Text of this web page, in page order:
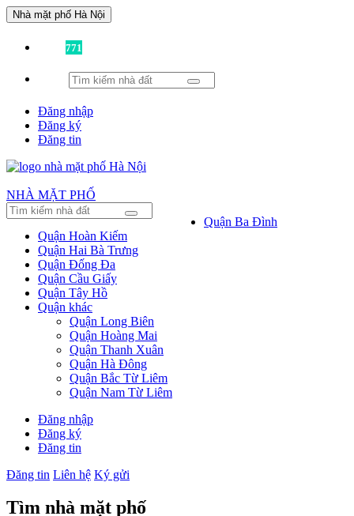
Nhà mặt phố Hà Nội
771
Đăng nhập
Đăng ký
Đăng tin
NHÀ MẶT PHỐ
Quận Ba Đình
Quận Hoàn Kiếm
Quận Hai Bà Trưng
Quận Đống Đa
Quận Cầu Giấy
Quận Tây Hồ
Quận khác
Quận Long Biên
Quận Hoàng Mai
Quận Thanh Xuân
Quận Hà Đông
Quận Bắc Từ Liêm
Quận Nam Từ Liêm
Đăng nhập
Đăng ký
Đăng tin
Đăng tin Liên hệ Ký gửi
Tìm nhà mặt phố